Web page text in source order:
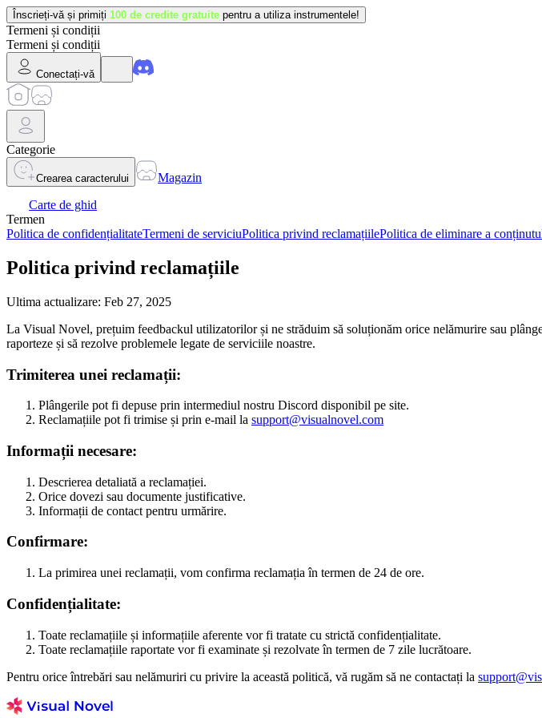
Înscrieți-vă și primiți 100 de credite gratuite pentru a utiliza instrumentele!
Termeni și condiții
Termeni și condiții
Conectați-vă
Categorie
Crearea caracterului
Magazin
Carte de ghid
Termen
Politica de confidențialitateTermeni de serviciuPolitica privind reclamațiilePolitica de eliminare a
Politica privind reclamațiile
Ultima actualizare: Feb 27, 2025
La Visual Novel, prețuim feedbackul utilizatorilor și ne străduim să soluționăm orice nelămurire sau
raporteze și să rezolve problemele legate de serviciile noastre.
Trimiterea unei reclamații:
Plângerile pot fi depuse prin intermediul nostru Discord disponibil pe site.
Reclamațiile pot fi trimise și prin e-mail la support@visualnovel.com
Informații necesare:
Descrierea detaliată a reclamației.
Orice dovezi sau documente justificative.
Informații de contact pentru urmărire.
Confirmare:
La primirea unei reclamații, vom confirma reclamația în termen de 24 de ore.
Confidențialitate:
Toate reclamațiile și informațiile aferente vor fi tratate cu strictă confidențialitate.
Toate reclamațiile raportate vor fi examinate și rezolvate în termen de 7 zile lucrătoare.
Pentru orice întrebări sau nelămuriri cu privire la această politică, vă rugăm să ne contactați la